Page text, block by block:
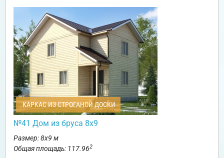
КАРКАС ИЗ СТРОГАНОЙ ДОСКИ
№41 Дом из бруса 8х9
Размер: 8х9 м
Общая площадь: 117.962